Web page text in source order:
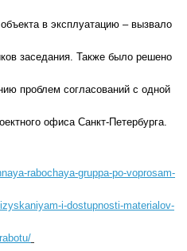
в эксплуатацию – вызвало
заседания. Также было решено
проблем согласований с одной
офиса Санкт-Петербурга.
rabochaya-gruppa-po-voprosam-
i-dostupnosti-materialov-